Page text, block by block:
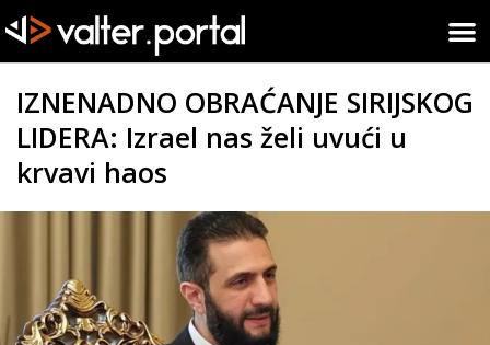
IZNENADNO OBRAĆANJE SIRIJSKOG
LIDERA: Izrael nas želi uvući u
krvavi haos